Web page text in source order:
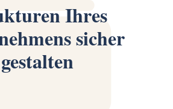
Ihres
sicher
gestalten